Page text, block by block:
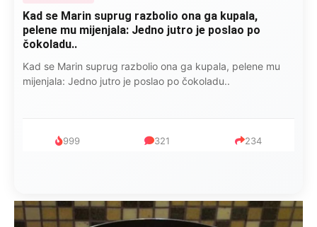
“Isidora je govorila šta ju je razbolelo: “Nisam jela
kobasice, niti pušila cigare, ali ovo je
najkancerogenije…”
Isidora je govorila šta ju je razbolelo: “Nisam jela kobasice,
niti pušila cigare, ali ovo je najkancerogenije…”
753 182 95